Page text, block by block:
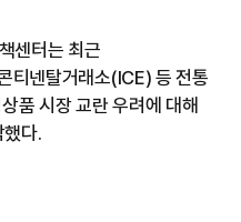
센터는 최근
티넨탈거래소(ICE) 등 전통
품 시장 교란 우려에 대해
다.